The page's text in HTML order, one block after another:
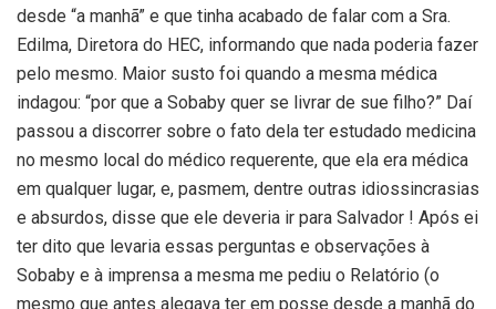
desde “a manhã” e que tinha acabado de falar com a Sra.
Edilma, Diretora do HEC, informando que nada poderia fazer
pelo mesmo. Maior susto foi quando a mesma médica
indagou: “por que a Sobaby quer se livrar de sue filho?” Daí
passou a discorrer sobre o fato dela ter estudado medicina
no mesmo local do médico requerente, que ela era médica
em qualquer lugar, e, pasmem, dentre outras idiossincrasias
e absurdos, disse que ele deveria ir para Salvador ! Após ei
ter dito que levaria essas perguntas e observações à
Sobaby e à imprensa a mesma me pediu o Relatório (o
mesmo que antes alegava ter em posse desde a manhã do